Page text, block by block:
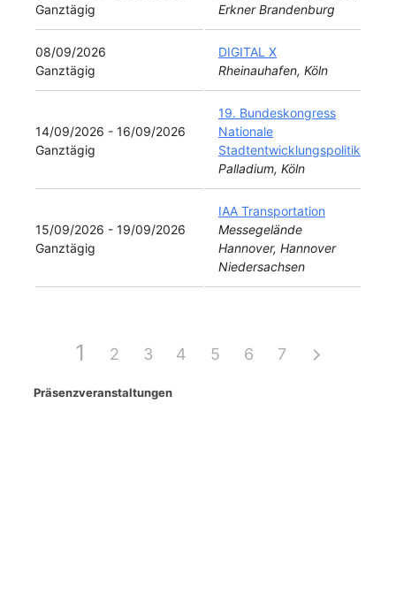
Ganztägig
Erkner Brandenburg
08/09/2026
Ganztägig
DIGITAL X
Rheinauhafen, Köln
14/09/2026 - 16/09/2026
Ganztägig
19. Bundeskongress
Nationale
Stadtentwicklungspolitik
Palladium, Köln
15/09/2026 - 19/09/2026
Ganztägig
IAA Transportation
Messegelände
Hannover, Hannover
Niedersachsen
1 2 3 4 5 6 7
Präsenzveranstaltungen